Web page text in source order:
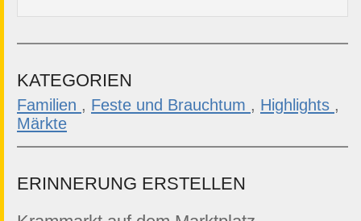
KATEGORIEN
Familien , Feste und Brauchtum , Highlights ,
Märkte
ERINNERUNG ERSTELLEN